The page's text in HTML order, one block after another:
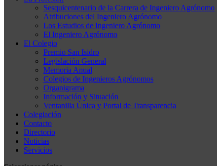
Sesquicentenario de la Carrera de Ingeniero Agrónomo
Atribuciones del Ingeniero Agrónomo
Los Estudios de Ingeniero Agrónomo
El Ingeniero Agrónomo
El Colegio
Premio San Isidro
Legislación General
Memoria Anual
Colegios de Ingenieros Agrónomos
Organigrama
Información y Situación
Ventanilla Única y Portal de Transparencia
Colegiación
Contacto
Directorio
Noticias
Servicios